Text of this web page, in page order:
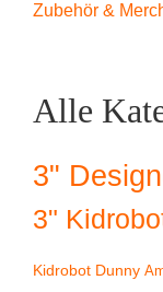
Zubehör &
Alle
3"
3"
Kidrobot Dunny